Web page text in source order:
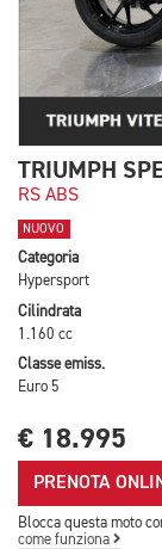
TRIUMPH
RS ABS
NUOVO
Categoria
Hypersport
Cilindrata
1.160 cc
Classe emiss.
Euro 5
€ 18.995
PRENOTA
Blocca questa moto
come funziona